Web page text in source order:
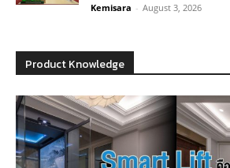
Kemisara - August 3, 2026
Product Knowledge